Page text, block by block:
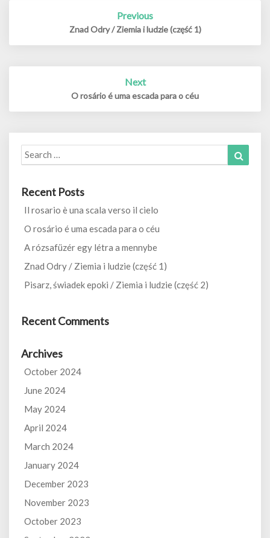
Previous
Znad Odry / Ziemia i ludzie (część 1)
Next
O rosário é uma escada para o céu
Search
for:
Recent Posts
Il rosario è una scala verso il cielo
O rosário é uma escada para o céu
A rózsafüzér egy létra a mennybe
Znad Odry / Ziemia i ludzie (część 1)
Pisarz, świadek epoki / Ziemia i ludzie (część 2)
Recent Comments
Archives
October 2024
June 2024
May 2024
April 2024
March 2024
January 2024
December 2023
November 2023
October 2023